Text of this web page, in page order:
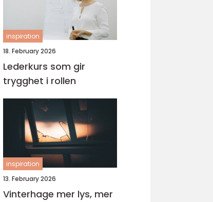
inspiration
18. February 2026
Lederkurs som gir
trygghet i rollen
inspiration
13. February 2026
Vinterhage mer lys, mer